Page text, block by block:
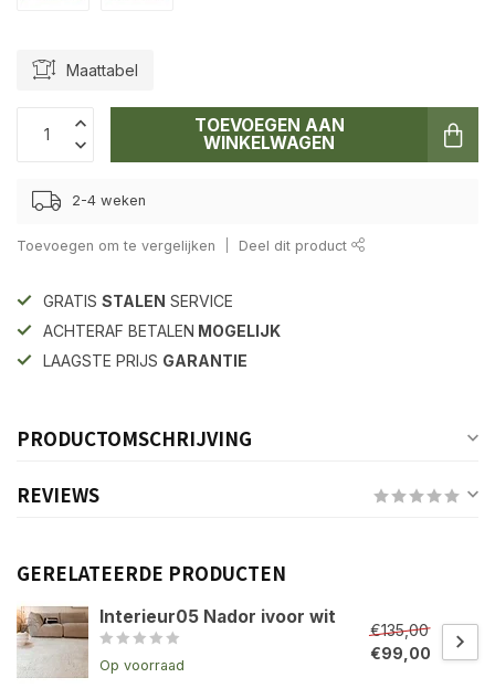
Maattabel
TOEVOEGEN AAN
WINKELWAGEN
2-4 weken
Toevoegen om te vergelijken Deel dit product
GRATIS STALEN SERVICE
ACHTERAF BETALEN MOGELIJK
LAAGSTE PRIJS GARANTIE
PRODUCTOMSCHRIJVING
REVIEWS
GERELATEERDE PRODUCTEN
Interieur05 Nador ivoor wit
Op voorraad
€135,00
€99,00